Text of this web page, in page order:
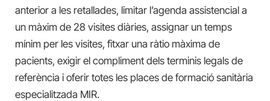
anterior a les retallades, limitar l’agenda assistencial a
un màxim de 28 visites diàries, assignar un temps
mínim per les visites, fitxar una ràtio màxima de
pacients, exigir el compliment dels terminis legals de
referència i oferir totes les places de formació sanitària
especialitzada MIR.